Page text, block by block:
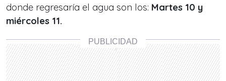
donde regresaría el agua son los: Martes 10 y
miércoles 11.